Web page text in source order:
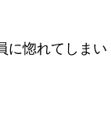
に惚れてしまい